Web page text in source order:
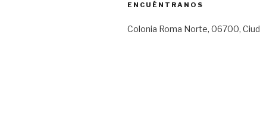
ENCUÉNTRANOS
Colonia Roma Norte, 06700,